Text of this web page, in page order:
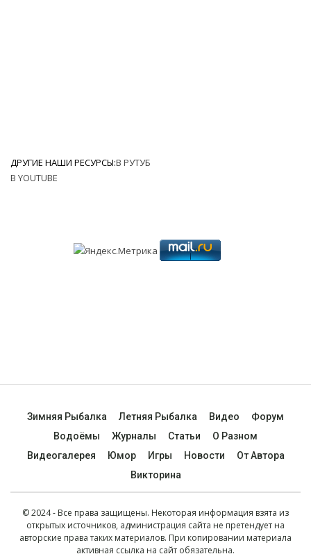
ДРУГИЕ НАШИ РЕСУРСЫ:В РУТУБ
В YOUTUBE
Зимняя Рыбалка Летняя Рыбалка Видео
Форум
Водоёмы
Журналы Статьи
О Разном
Видеогалерея
Юмор Игры Новости
От Автора
Викторина
© 2024 - Все права защищены. Некоторая информация взята из
открытых источников, администрация сайта не претендует на
авторские права таких материалов. При копировании материала
активная ссылка на сайт обязательна.